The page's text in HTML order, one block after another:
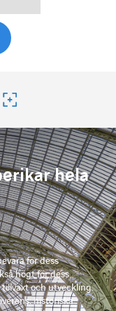
hela
per mejl
för dess
högt för dess
och utveckling.
historiska